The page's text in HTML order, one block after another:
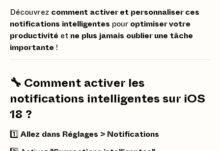
Découvrez comment activer et personnaliser ces
notifications intelligentes pour optimiser votre
productivité et ne plus jamais oublier une tâche
importante !
🔧 Comment activer les
notifications intelligentes sur iOS
18 ?
1️⃣ Allez dans Réglages > Notifications